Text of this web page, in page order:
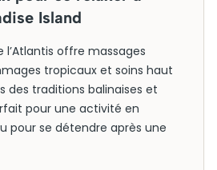
Island
l’Atlantis offre massages
tropicaux et soins haut
des traditions balinaises et
pour une activité en
pour se détendre après une